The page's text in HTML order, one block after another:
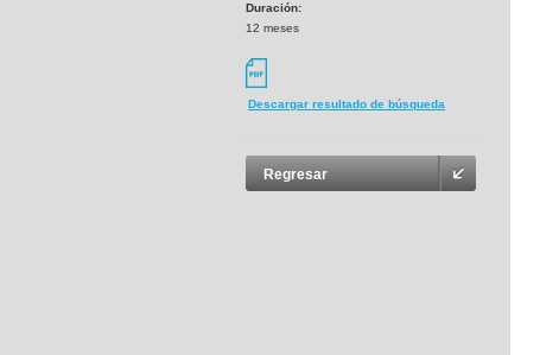
Duración:
12 meses
Descargar resultado de búsqueda
Regresar